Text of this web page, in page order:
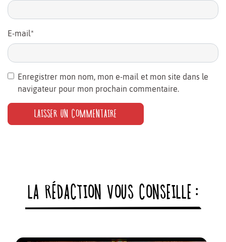
E-mail *
Enregistrer mon nom, mon e-mail et mon site dans le
navigateur pour mon prochain commentaire.
LA RÉDACTION VOUS CONSEILLE :